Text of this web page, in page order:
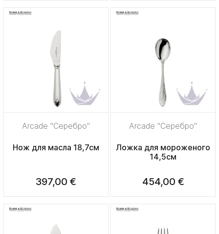
Arcade "Серебро"
Нож для масла 18,7см
397,00 €
Arcade "Серебро"
Ложка для мороженого
14,5см
454,00 €